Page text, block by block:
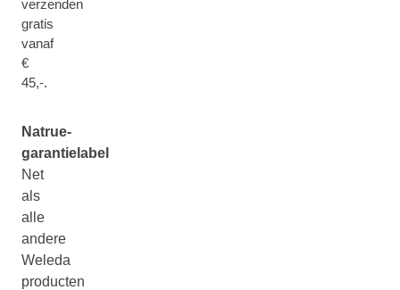
verzenden
gratis
vanaf
€
45,-.
Natrue-
garantielabel
Net
als
alle
andere
Weleda
producten